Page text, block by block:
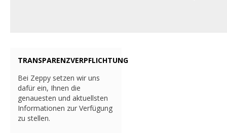
TRANSPARENZVERPFLICHTUNG
Bei Zeppy setzen wir uns
dafür ein, Ihnen die
genauesten und aktuellsten
Informationen zur Verfügung
zu stellen.